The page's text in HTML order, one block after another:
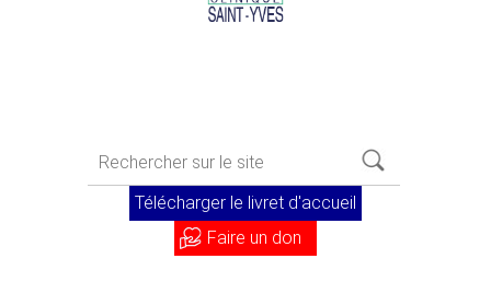
Télécharger le livret d'accueil
Faire un don